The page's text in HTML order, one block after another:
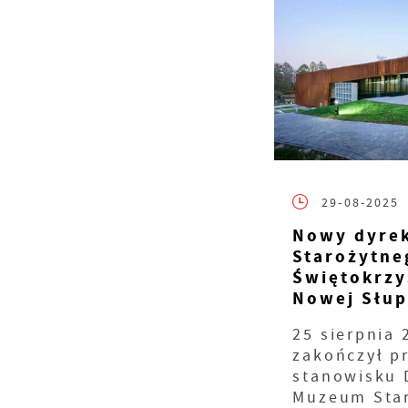
29-08-2025
Nowy
Nowej
25 sierpnia
zakończył
stanowisku
Muzeum